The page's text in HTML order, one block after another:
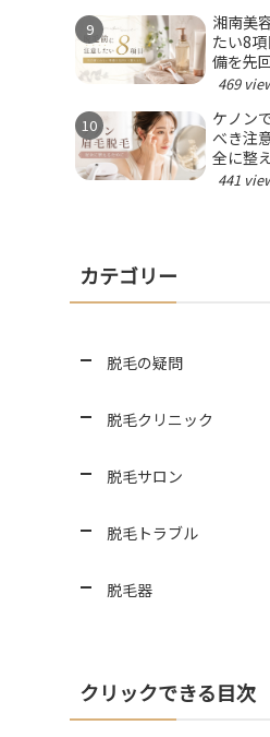
湘南美
たい8
備を先
469
ケノン
べき注
全に整
441
カテゴリー
脱毛の疑問
脱毛クリニック
脱毛サロン
脱毛トラブル
脱毛器
クリックできる目次